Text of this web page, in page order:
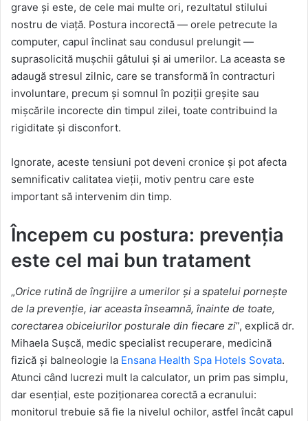
grave și este, de cele mai multe ori, rezultatul stilului
nostru de viață. Postura incorectă — orele petrecute la
computer, capul înclinat sau condusul prelungit —
suprasolicită mușchii gâtului și ai umerilor. La aceasta se
adaugă stresul zilnic, care se transformă în contracturi
involuntare, precum și somnul în poziții greșite sau
mișcările incorecte din timpul zilei, toate contribuind la
rigiditate și disconfort.
Ignorate, aceste tensiuni pot deveni cronice și pot afecta
semnificativ calitatea vieții, motiv pentru care este
important să intervenim din timp.
Începem cu postura: prevenția
este cel mai bun tratament
„Orice rutină de îngrijire a umerilor și a spatelui pornește
de la prevenție, iar aceasta înseamnă, înainte de toate,
corectarea obiceiurilor posturale din fiecare zi”, explică dr.
Mihaela Sușcă, medic specialist recuperare, medicină
fizică și balneologie la Ensana Health Spa Hotels Sovata.
Atunci când lucrezi mult la calculator, un prim pas simplu,
dar esențial, este poziționarea corectă a ecranului:
monitorul trebuie să fie la nivelul ochilor, astfel încât capul